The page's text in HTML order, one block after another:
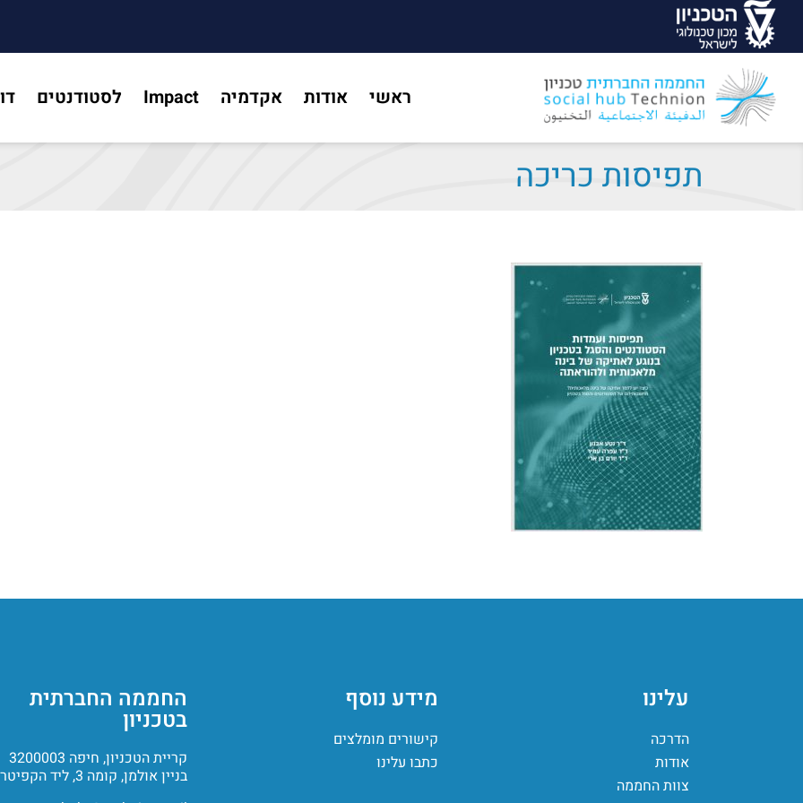
ראשי אודות אקדמיה Impact לסטודנטים
תפיסות כריכה
עלינו
הדרכה
אודות
צוות החממה
מידע נוסף
קישורים מומלצים
כתבו עלינו
החממה החברתית
בטכניון
קריית הטכניון, חיפה 3200003
בניין אולמן, קומה 3, ליד הקפיטריה